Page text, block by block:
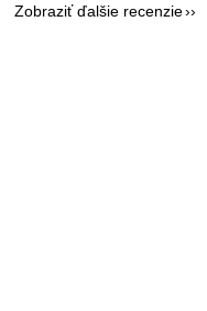
Zobraziť ďalšie recenzie